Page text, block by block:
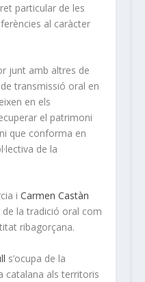
particular de les
al caràcter
junt amb altres de
transmissió oral en
en els
el patrimoni
que conforma en
de la
i Carmen Castàn
la tradició oral com
ribagorçana.
s’ocupa de la
catalana als territoris